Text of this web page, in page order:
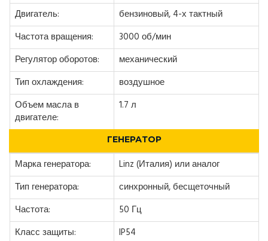
Двигатель:
бензиновый, 4-х тактный
Частота вращения:
3000 об/мин
Регулятор оборотов:
механический
Тип охлаждения:
воздушное
Объем масла в
двигателе:
1.7 л
ГЕНЕРАТОР
Марка генератора:
Linz (Италия) или аналог
Тип генератора:
синхронный, бесщеточный
Частота:
50 Гц
Класс защиты:
IP54